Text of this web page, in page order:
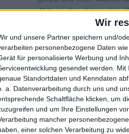
Wir
und unsere Partner speichern und/
personenbezogene Daten
für personalisierte Werbung und
gesendet werden.
Mit
Standortdaten und Kenndaten
a. Datenverarbeitung durch uns und
Schaltfläche klicken, um
und um Ihre Einstellungen
mancher
einer solchen Verarbeitung zu
Aktie auch auf dem
Das KGV auf Basis der
knapp einstellig, den
Und bei einer
die Dividendenrendite
Vorjahr – etwas nördlich
Privatanleger ist das ein
Volatilität auf der
Entwicklungen auf der
dass sich das